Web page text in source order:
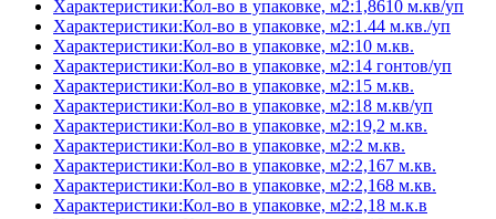
Характеристики:Кол-во в упаковке, м2:1,8610 м.кв/уп
Характеристики:Кол-во в упаковке, м2:1.44 м.кв./уп
Характеристики:Кол-во в упаковке, м2:10 м.кв.
Характеристики:Кол-во в упаковке, м2:14 гонтов/уп
Характеристики:Кол-во в упаковке, м2:15 м.кв.
Характеристики:Кол-во в упаковке, м2:18 м.кв/уп
Характеристики:Кол-во в упаковке, м2:19,2 м.кв.
Характеристики:Кол-во в упаковке, м2:2 м.кв.
Характеристики:Кол-во в упаковке, м2:2,167 м.кв.
Характеристики:Кол-во в упаковке, м2:2,168 м.кв.
Характеристики:Кол-во в упаковке, м2:2,18 м.к.в